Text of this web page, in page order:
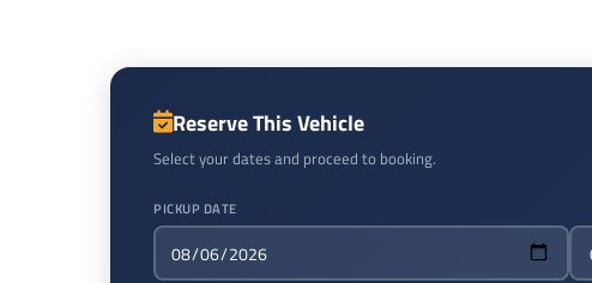
Reserve This Vehicle
Select your dates and proceed to booking.
PICKUP DATE